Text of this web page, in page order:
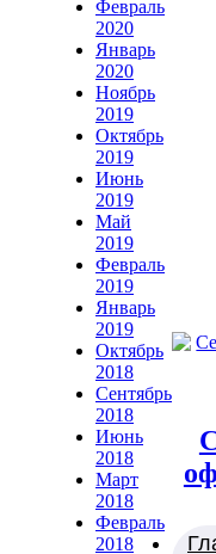
Февраль
2020
Январь
2020
Ноябрь
2019
Октябрь
2019
Июнь
2019
Май
2019
Февраль
2019
Январь
2019
Октябрь
2018
Сентябрь
2018
Июнь
2018
Март
2018
Февраль
2018